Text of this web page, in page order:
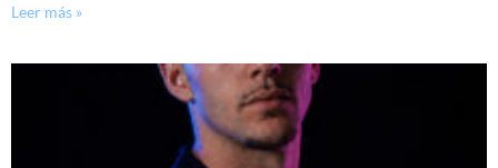
Leer más »